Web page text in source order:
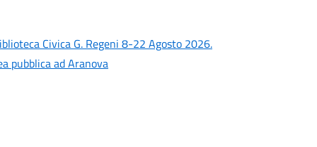
Civica G. Regeni 8-22 Agosto 2026.
pubblica ad Aranova